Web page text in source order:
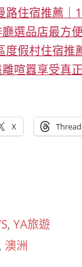
路住宿推薦｜
選品店最方便
度假村住宿推
喧囂享受真
X
, YA旅遊
, 澳洲